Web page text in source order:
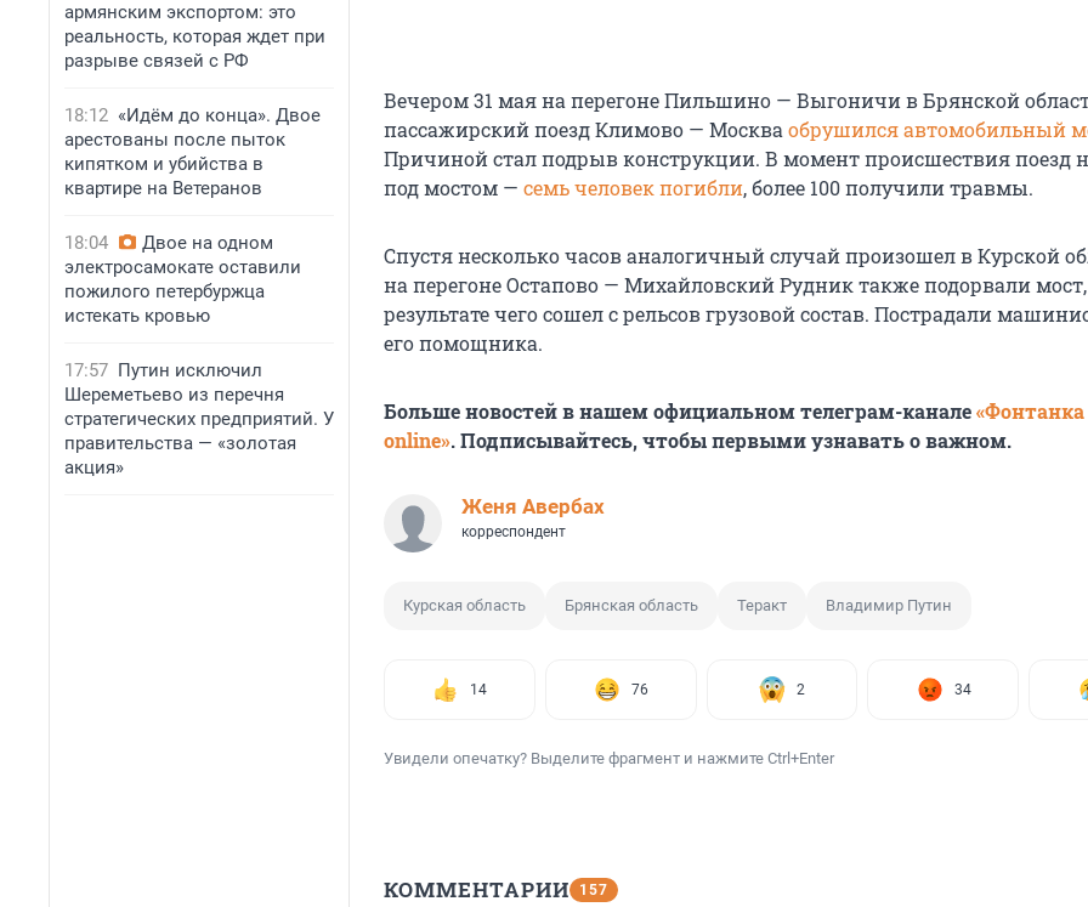
армянским экспортом: это
реальность, которая ждет при
разрыве связей с РФ
18:12 «Идём до конца». Двое
арестованы после пыток
кипятком и убийства в
квартире на Ветеранов
18:04
Двое на одном
электросамокате оставили
пожилого петербуржца
истекать кровью
17:57 Путин исключил
Шереметьево из перечня
стратегических предприятий. У
правительства — «золотая
акция»
Вечером 31 мая на перегоне Пильшино — Выгоничи в Брянской
пассажирский поезд Климово — Москва обрушился автомобильный
Причиной стал подрыв конструкции. В момент происшествия поезд
под мостом — семь человек погибли, более 100 получили травмы.
Спустя несколько часов аналогичный случай произошел в Курской
на перегоне Остапово — Михайловский Рудник также подорвали
результате чего сошел с рельсов грузовой состав. Пострадали
его помощника.
Больше новостей в нашем официальном телеграм-канале«Фонтанка
online». Подписывайтесь, чтобы первыми узнавать о важном.
Женя Авербах
корреспондент
Курская область Брянская область Теракт Владимир Путин
14 76 2 34
Увидели опечатку? Выделите фрагмент и нажмите Ctrl+Enter
КОММЕНТАРИИ 157